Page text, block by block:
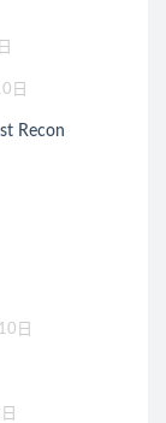
日
Recon
日